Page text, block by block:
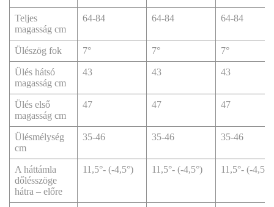
Teljes
magasság cm
64-84 64-84 64-84
Ülészög fok 7° 7° 7°
Ülés hátsó
magasság cm
43 43 43
Ülés első
magasság cm
47 47 47
Ülésmélység
cm
35-46 35-46 35-46
A háttámla
dőlésszöge
hátra – előre
11,5°- (-4,5°) 11,5°- (-4,5°) 11,5°- (-4,5°)